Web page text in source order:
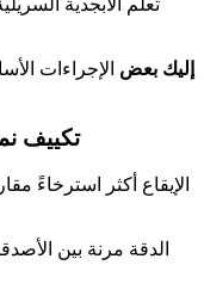
إليك بعض الإجراءات
تكييف
الإيقاع أكثر استرخاءً
الدقة مرنة بين